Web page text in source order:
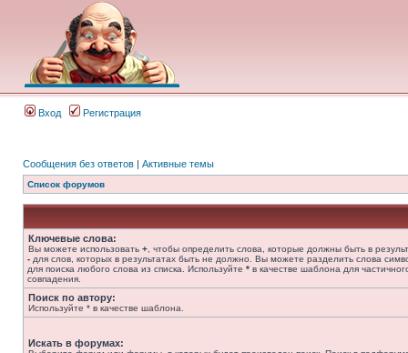
Вход Регистрация
Сообщения без ответов | Активные темы
Список форумов
Ключевые слова:
Вы можете использовать + , чтобы определить слова, которые должны быть в
- для слов, которых в результатах быть не должно. Вы можете разделить слова
для поиска любого слова из списка. Используйте * в качестве шаблона для
совпадения.
Поиск по автору:
Используйте * в качестве шаблона.
Искать в форумах: